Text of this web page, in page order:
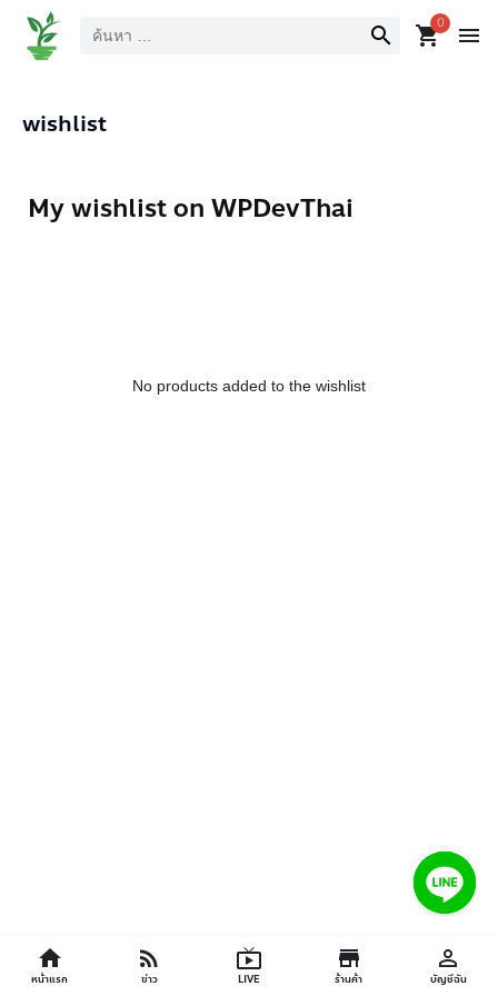
search shopping_cart0 menu
wishlist
My wishlist on WPDevThai
No products added to the wishlist
© 2026 จ๊วดคอมเมิร์ซ... สงวนลิขสิทธิ์.
โดย WPDevThai
home
หน้าแรก
rss_feed
ข่าว
live_tv
LIVE
store
ร้านค้า
perm_identity
บัญชีฉัน